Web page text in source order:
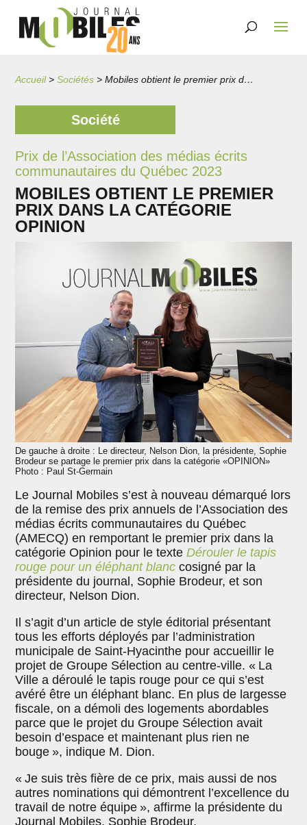
Accueil>Sociétés > Mobiles obtient le premier prix dans la catégorie Opinion
Société
Prix de l’Association des médias écrits
communautaires du Québec 2023
MOBILES OBTIENT LE PREMIER
PRIX DANS LA CATÉGORIE
OPINION
De gauche à droite : Le directeur, Nelson Dion, la présidente, Sophie
Brodeur se partage le premier prix dans la catégorie «OPINION»
Photo : Paul St-Germain
Le Journal Mobiles s’est à nouveau démarqué lors
de la remise des prix annuels de l’Association des
médias écrits communautaires du Québec
(AMECQ) en remportant le premier prix dans la
catégorie Opinion pour le texteDérouler le tapis
rouge pour un éléphant blanccosigné par la
présidente du journal, Sophie Brodeur, et son
directeur, Nelson Dion.
Il s’agit d’un article de style éditorial présentant
tous les efforts déployés par l’administration
municipale de Saint-Hyacinthe pour accueillir le
projet de Groupe Sélection au centre-ville. « La
Ville a déroulé le tapis rouge pour ce qui s’est
avéré être un éléphant blanc. En plus de largesse
fiscale, on a démoli des logements abordables
parce que le projet du Groupe Sélection avait
besoin d’espace et maintenant plus rien ne
bouge », indique M. Dion.
« Je suis très fière de ce prix, mais aussi de nos
autres nominations qui démontrent l’excellence du
travail de notre équipe », affirme la présidente du
Journal Mobiles, Sophie Brodeur.